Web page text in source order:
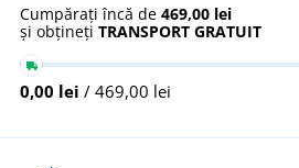
Cumpărați încă de 469,00 lei
și obțineți TRANSPORT GRATUIT
0,00 lei / 469,00 lei